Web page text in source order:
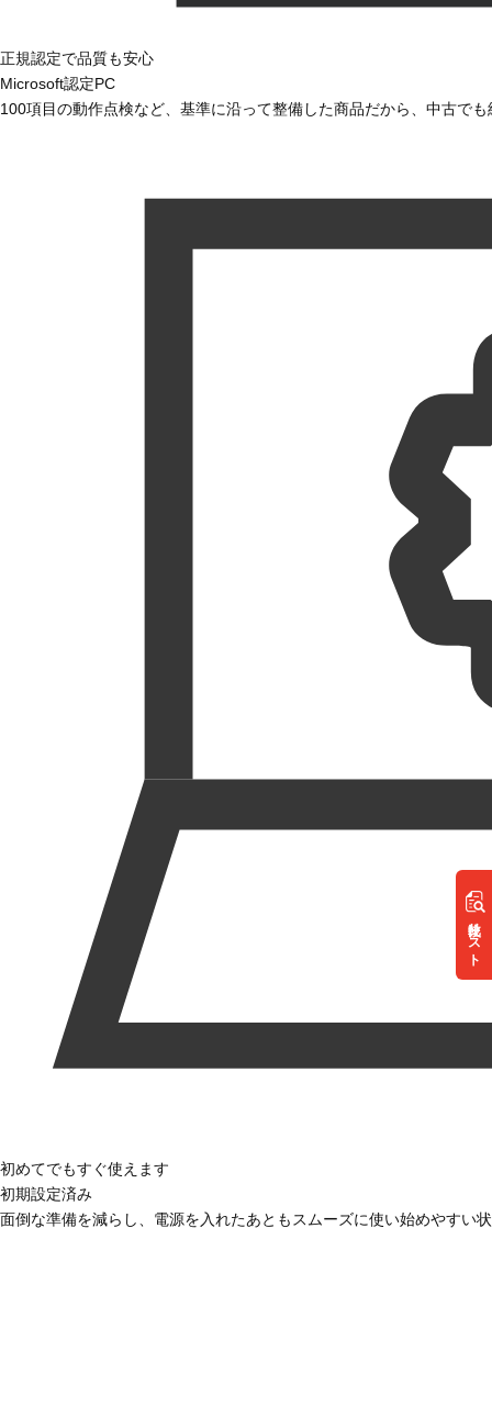
リスト
正規認定で品質も安心
Microsoft認定PC
100項目の動作点検など、基準に沿って整備した商品だから、中古で
初めてでもすぐ使えます
初期設定済み
面倒な準備を減らし、電源を入れたあともスムーズに使い始めやすい